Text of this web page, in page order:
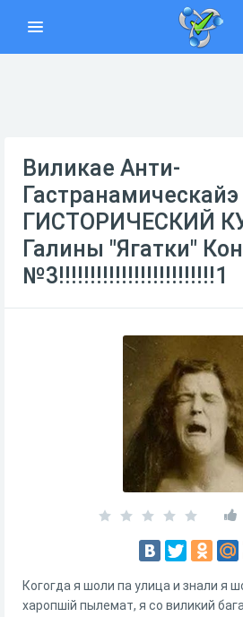
Виликае Анти-
Гастранамическайэ
ГИСТОРИЧЕСКИЙ
Галины "Ягатки"
№3!!!!!!!!!!!!!!!!!!!!!!!!!1
Когогда я шоли па улица и знали я
харопшiй пылемат, я со виликий